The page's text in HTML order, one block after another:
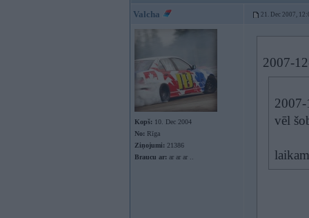
Valcha 21. Dec 2007,
Kopš: 10. Dec 2004
No: Rīga
Ziņojumi: 21386
Braucu ar: ar ar ar ..
2007-
vēl